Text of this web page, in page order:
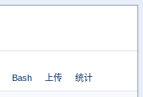
Bash 上传 统计